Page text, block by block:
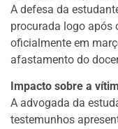
A defesa da
procurada logo após
oficialmente em
afastamento do
Impacto sobre a
A advogada da
testemunhos